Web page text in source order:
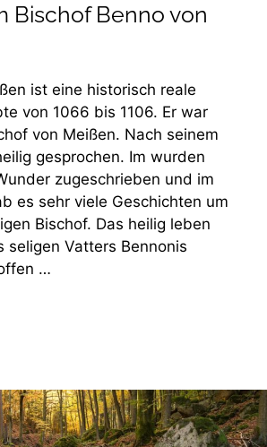
Bischof Benno von
ist eine historisch reale
von 1066 bis 1106. Er war
von Meißen. Nach seinem
gesprochen. Im wurden
zugeschrieben und im
es sehr viele Geschichten um
Bischof. Das heilig leben
seligen Vatters Bennonis
…